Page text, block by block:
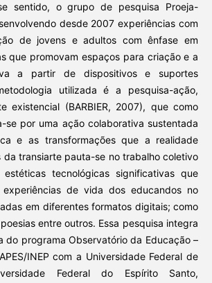
sentido, o grupo de pesquisa Proeja-
desde 2007 experiências com
de jovens e adultos com ênfase em
que promovam espaços para criação e a
a partir de dispositivos e suportes
utilizada é a pesquisa-ação,
existencial (BARBIER, 2007), que como
se por uma ação colaborativa sustentada
e as transformações que a realidade
da transiarte pauta-se no trabalho coletivo
tecnológicas significativas que
de vida dos educandos no
em diferentes formatos digitais; como
entre outros. Essa pesquisa integra
do programa Observatório da Educação –
INEP com a Universidade Federal de
Federal do Espírito Santo,